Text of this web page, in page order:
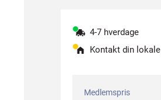
4-7 hverdage
Kontakt din lokale
Medlemspris